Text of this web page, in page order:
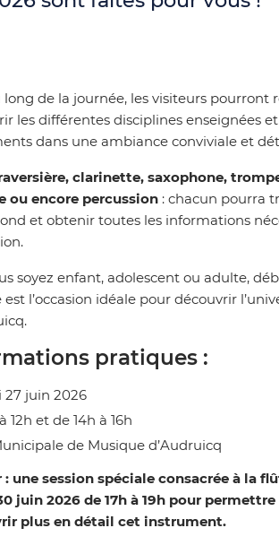
long de la journée, les visiteurs pourront
les différentes disciplines enseignées
dans une ambiance conviviale et
clarinette, saxophone,
ou encore percussion : chacun pourra
et obtenir toutes les informations
soyez enfant, adolescent ou adulte,
l’occasion idéale pour découvrir
pratiques :
27 juin 2026
12h et de 14h à 16h
de Musique d’Audruicq
: une session spéciale consacrée à la
juin 2026 de 17h à 19h pour
plus en détail cet instrument.